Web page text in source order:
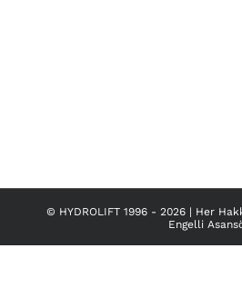
© HYDROLIFT 1996 - 2026 | Her
Engelli